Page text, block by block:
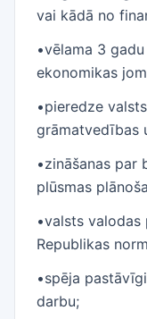
vai kādā no
•vēlama 3
ekonomikas
•pieredze
grāmatvedības
•zināšanas par
plūsmas
•valsts
Republikas
•spēja
darbu;